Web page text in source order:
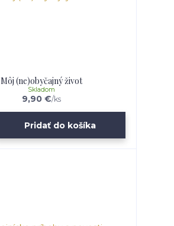
Môj (ne)obyčajný život
9,90 €/ks
Skladom
Pridať do košíka